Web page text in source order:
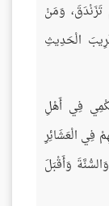
تَزَنْدَقَ، وَمَنْ
الْحَدِيثِ
فِي أَهْلِ
فِي الْعَشَائِرِ
وَأَقْبَلَ